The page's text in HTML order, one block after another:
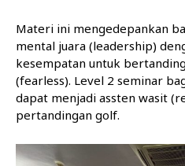
Materi ini mengedepankan
mental juara (leadership)
kesempatan untuk
(fearless). Level 2 seminar
dapat menjadi assten wasit
pertandingan golf.